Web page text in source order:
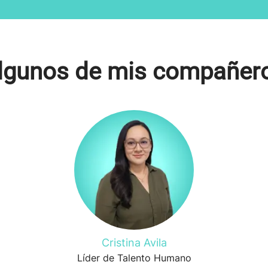
de mis
Cristina Avila
Líder de Talento Humano